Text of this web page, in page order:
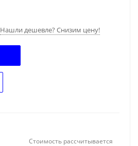
Нашли дешевле? Снизим цену!
Стоимость рассчитывается